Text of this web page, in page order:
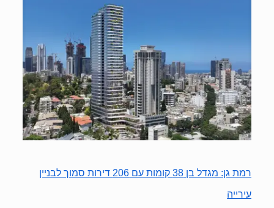
רמת גן: מגדל בן 38 קומות עם 206 דירות סמוך לבניין
עירייה